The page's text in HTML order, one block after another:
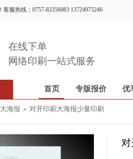
服热线：0757-83356083 13724975246
在线下单
网络印刷一站式服务
首页 专版报价 优
海报 » 对开印刷大海报少量印刷